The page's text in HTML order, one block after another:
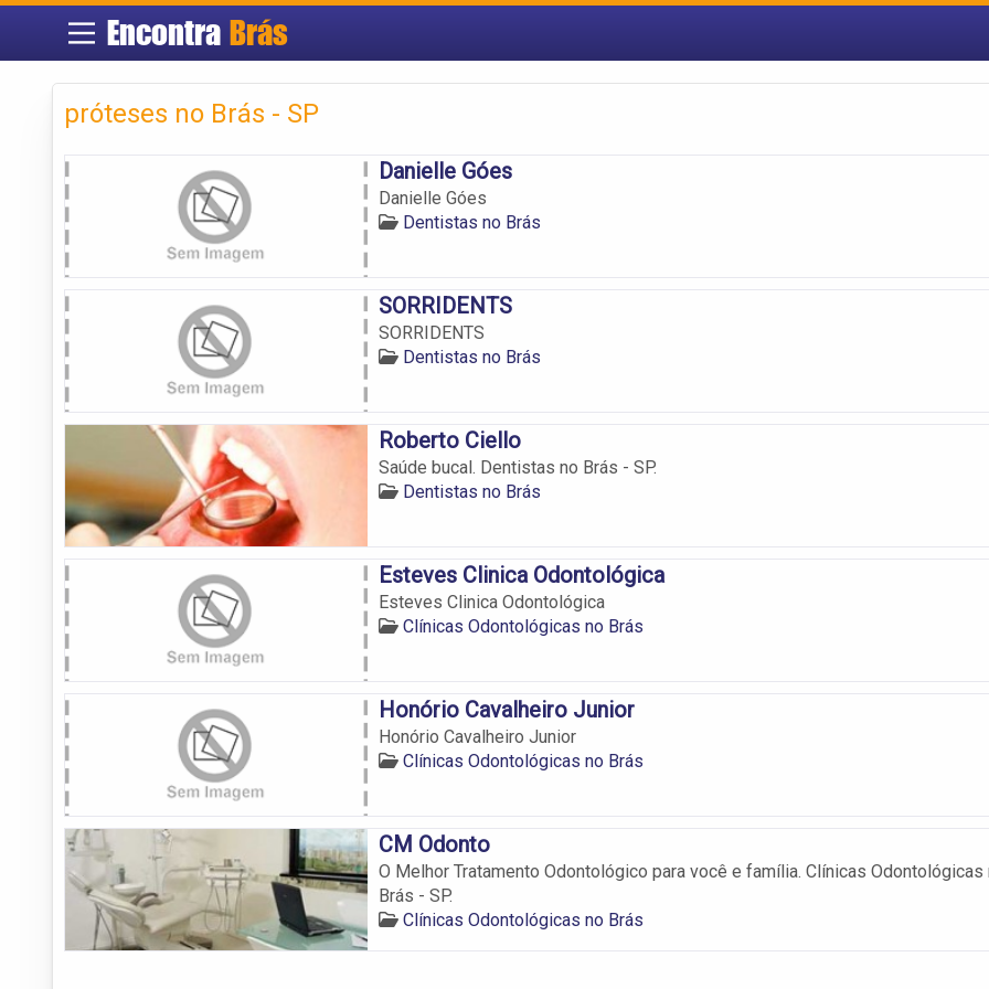
EncontraBrás
próteses no Brás - SP
Danielle Góes
Danielle Góes
Dentistas no Brás
SORRIDENTS
SORRIDENTS
Dentistas no Brás
Roberto Ciello
Saúde bucal. Dentistas no Brás - SP.
Dentistas no Brás
Esteves Clinica Odontológica
Esteves Clinica Odontológica
Clínicas Odontológicas no Brás
Honório Cavalheiro Junior
Honório Cavalheiro Junior
Clínicas Odontológicas no Brás
CM Odonto
O Melhor Tratamento Odontológico para você e família. Clínicas Odontológicas
Brás - SP.
Clínicas Odontológicas no Brás